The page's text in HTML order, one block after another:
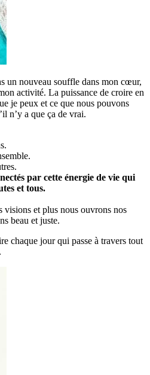
un nouveau souffle dans mon cœur,
activité. La puissance de croire en
je peux et ce que nous pouvons
n’y a que ça de vrai.
par cette énergie de vie qui
et tous.
visions et plus nous ouvrons nos
beau et juste.
chaque jour qui passe à travers tout